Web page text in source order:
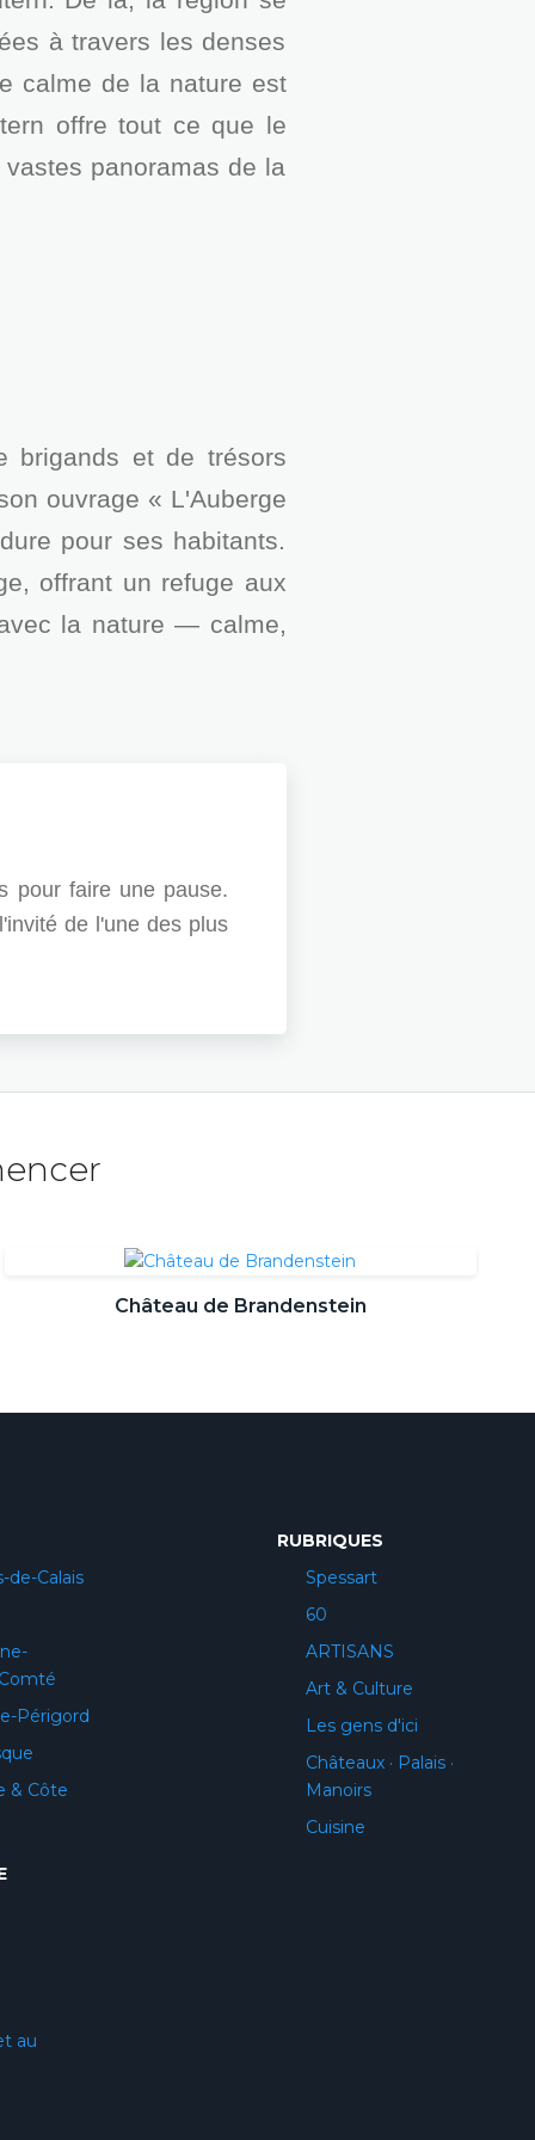
à travers les denses
calme de la nature est
offre tout ce que le
panoramas de la
brigands et de trésors
ouvrage « L'Auberge
pour ses habitants.
offrant un refuge aux
la nature — calme,
pour faire une pause.
de l'une des plus
Château de Brandenstein
de-Calais
Périgord
& Côte
au
RUBRIQUES
Spessart
60
ARTISANS
Art & Culture
Les gens d'ici
Châteaux · Palais ·
Manoirs
Cuisine